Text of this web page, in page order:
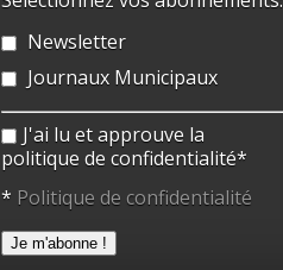
Newsletter
Journaux Municipaux
J'ai lu et approuve la
politique de confidentialité*
* Politique de confidentialité